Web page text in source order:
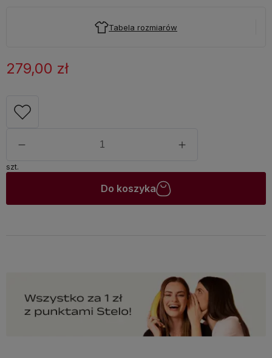
Tabela rozmiarów
279,00 zł
szt.
Do koszyka